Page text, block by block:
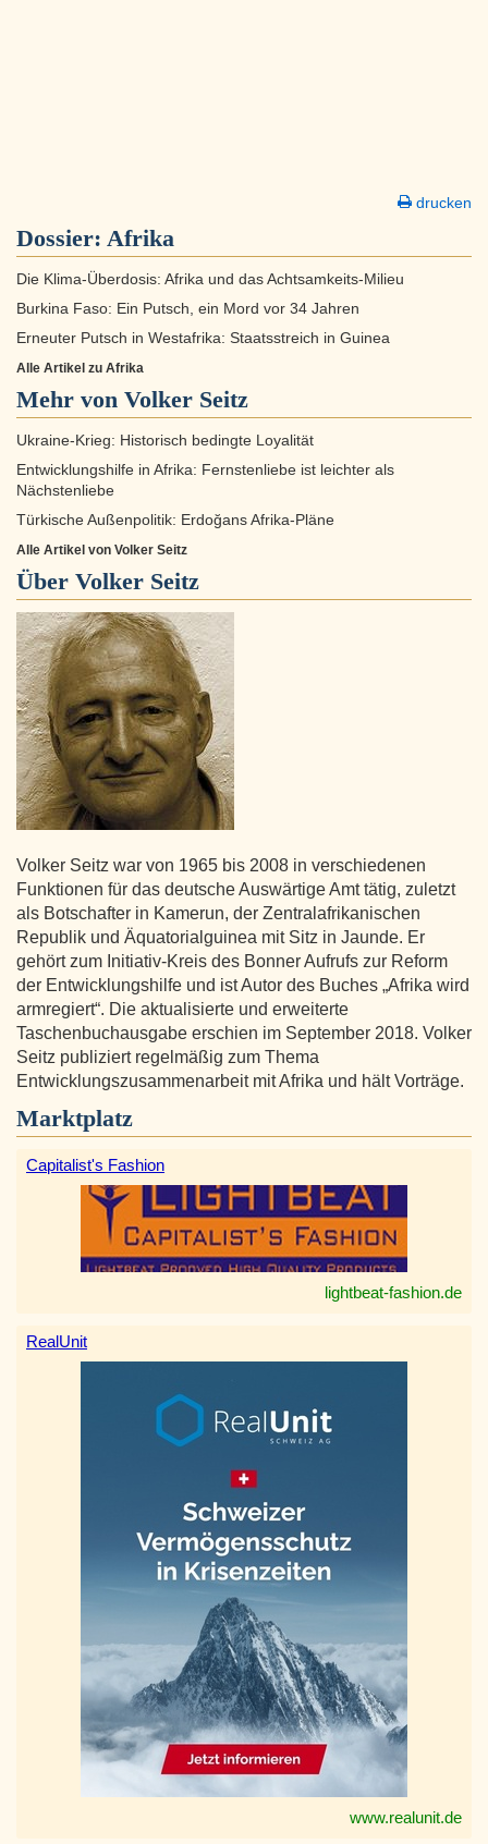
drucken
Dossier: Afrika
Die Klima-Überdosis: Afrika und das Achtsamkeits-Milieu
Burkina Faso: Ein Putsch, ein Mord vor 34 Jahren
Erneuter Putsch in Westafrika: Staatsstreich in Guinea
Alle Artikel zu Afrika
Mehr von Volker Seitz
Ukraine-Krieg: Historisch bedingte Loyalität
Entwicklungshilfe in Afrika: Fernstenliebe ist leichter als
Nächstenliebe
Türkische Außenpolitik: Erdoğans Afrika-Pläne
Alle Artikel von Volker Seitz
Über Volker Seitz
Volker Seitz war von 1965 bis 2008 in verschiedenen
Funktionen für das deutsche Auswärtige Amt tätig, zuletzt
als Botschafter in Kamerun, der Zentralafrikanischen
Republik und Äquatorialguinea mit Sitz in Jaunde. Er
gehört zum Initiativ-Kreis des Bonner Aufrufs zur Reform
der Entwicklungshilfe und ist Autor des Buches „Afrika wird
armregiert“. Die aktualisierte und erweiterte
Taschenbuchausgabe erschien im September 2018. Volker
Seitz publiziert regelmäßig zum Thema
Entwicklungszusammenarbeit mit Afrika und hält Vorträge.
Marktplatz
Capitalist's Fashion
lightbeat-fashion.de
RealUnit
www.realunit.de